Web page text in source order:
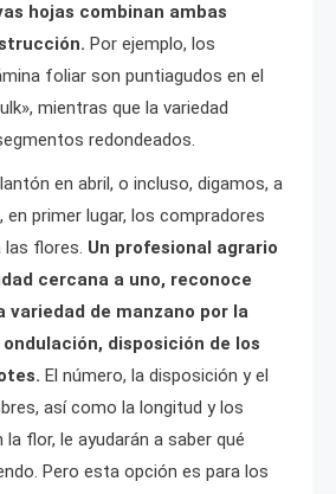
hojas combinan ambas
Por ejemplo, los
foliar son puntiagudos en el
mientras que la variedad
redondeados.
en abril, o incluso, digamos, a
en primer lugar, los compradores
las flores. Un profesional agrario
cercana a uno, reconoce
de manzano por la
disposición de los
El número, la disposición y el
así como la longitud y los
flor, le ayudarán a saber qué
Pero esta opción es para los